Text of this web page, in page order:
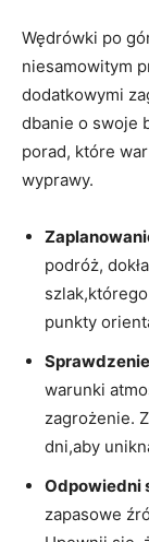
Wędrówki po
niesamowitym
dodatkowymi
dbanie o swoje
porad, które
wyprawy.
podróż,
punkty
warunki
zagrożenie.
dni,aby​
Odpowiedni
zapasowe